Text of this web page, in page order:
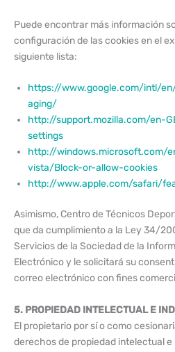
Puede encontrar más información
configuración de las cookies en el
siguiente lista:
https://www.google.com/intl/
aging/
http://support.mozilla.com/en-
settings
http://windows.microsoft.com/
vista/Block-or-allow-cookies
http://www.apple.com/safari/
Asimismo, Centro de Técnicos
que da cumplimiento a la Ley 34/
Servicios de la Sociedad de la
Electrónico y le solicitará su
correo electrónico con fines
5. PROPIEDAD INTELECTUAL E
El propietario por sí o como
derechos de propiedad intelectual e